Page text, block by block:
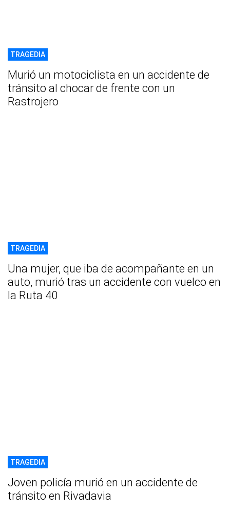
TRAGEDIA
Murió un motociclista en un accidente de
tránsito al chocar de frente con un
Rastrojero
TRAGEDIA
Una mujer, que iba de acompañante en un
auto, murió tras un accidente con vuelco en
la Ruta 40
TRAGEDIA
Joven policía murió en un accidente de
tránsito en Rivadavia